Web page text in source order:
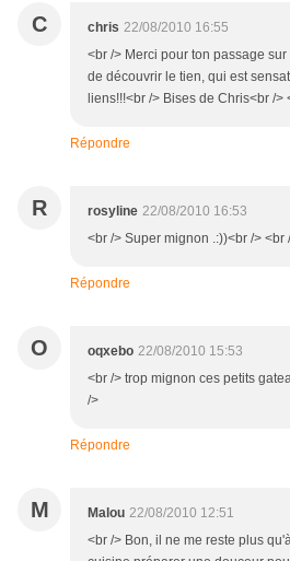
C chris 22/08/2010 16:55
<br /> Merci pour ton passage
de découvrir le tien, qui est
liens!!!<br /> Bises de Chris<br />
Répondre
R rosyline 22/08/2010 16:53
<br /> Super mignon .:))<br /> <br
Répondre
O oqxebo 22/08/2010 15:53
<br /> trop mignon ces petits
/>
Répondre
M Malou 22/08/2010 12:51
<br /> Bon, il ne me reste plus